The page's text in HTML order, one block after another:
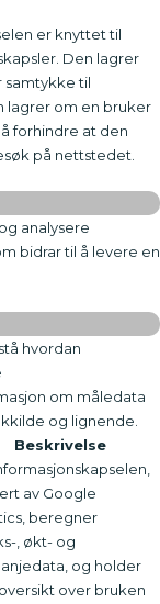
er knyttet til
Den lagrer
samtykke til
lagrer om en bruker
forhindre at den
på nettstedet.
analysere
bidrar til å levere en
hvordan
om måledata
og lignende.
Beskrivelse
av Google
beregner
, økt- og
og holder
over bruken